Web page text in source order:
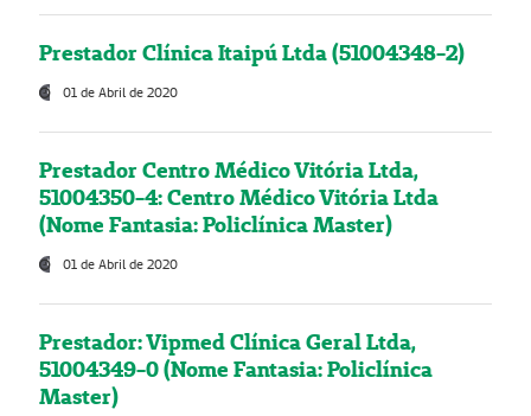
Prestador Clínica Itaipú Ltda (51004348-2)
01 de Abril de 2020
Prestador Centro Médico Vitória Ltda,
51004350-4: Centro Médico Vitória Ltda
(Nome Fantasia: Policlínica Master)
01 de Abril de 2020
Prestador: Vipmed Clínica Geral Ltda,
51004349-0 (Nome Fantasia: Policlínica
Master)